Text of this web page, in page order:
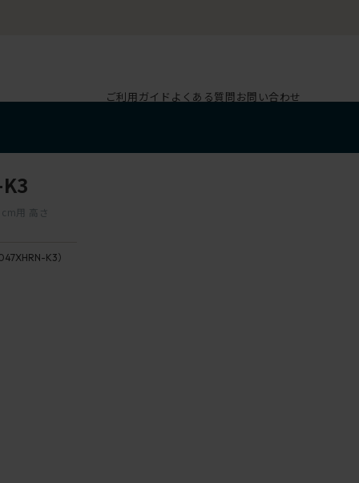
ご利用ガイド よくある質問お問い合わせ
用 高さ
K3）